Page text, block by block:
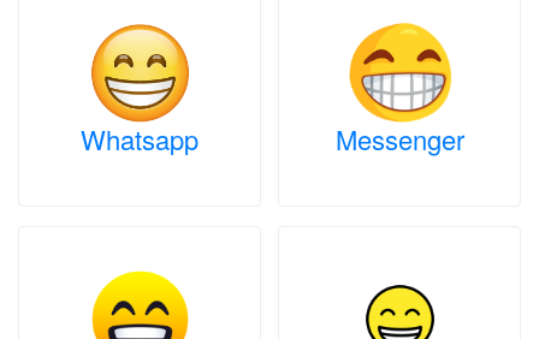
Whatsapp Messenger